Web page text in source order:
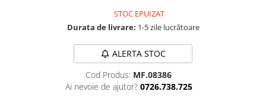
Hrană Uscată Pisică
STOC EPUIZAT
Durata de livrare: 1-5 zile lucrătoare
ALERTA STOC
Cod Produs: MF.08386
Ai nevoie de ajutor? 0726.738.725